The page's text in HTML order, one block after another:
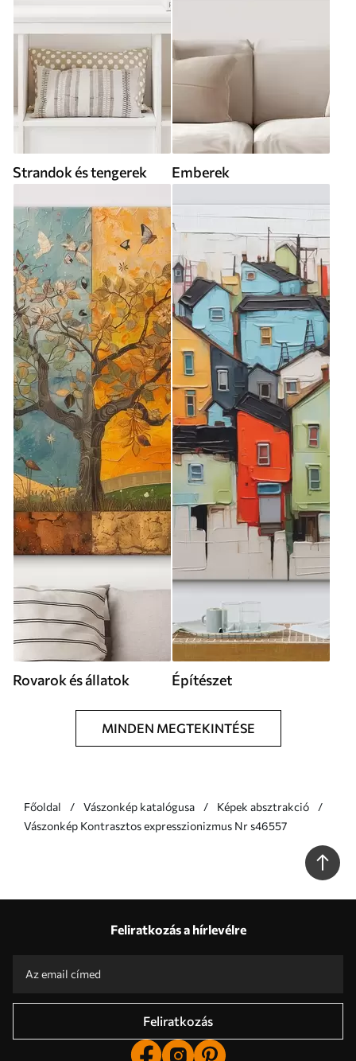
Strandok és tengerek Emberek
Rovarok és állatok Építészet
MINDEN MEGTEKINTÉSE
Főoldal Vászonkép katalógusa
Képek absztrakció
Vászonkép Kontrasztos expresszionizmus Nr s46557
Feliratkozás a hírlevélre
Feliratkozás